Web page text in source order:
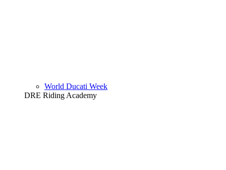
World Ducati Week
DRE Riding Academy